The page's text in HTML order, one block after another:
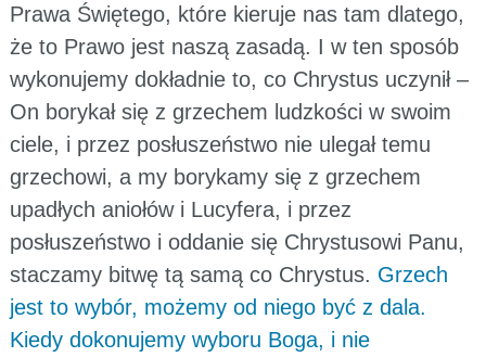
Prawa Świętego, które kieruje nas tam dlatego,
że to Prawo jest naszą zasadą. I w ten sposób
wykonujemy dokładnie to, co Chrystus uczynił –
On borykał się z grzechem ludzkości w swoim
ciele, i przez posłuszeństwo nie ulegał temu
grzechowi, a my borykamy się z grzechem
upadłych aniołów i Lucyfera, i przez
posłuszeństwo i oddanie się Chrystusowi Panu,
staczamy bitwę tą samą co Chrystus. Grzech
jest to wybór, możemy od niego być z dala.
Kiedy dokonujemy wyboru Boga, i nie